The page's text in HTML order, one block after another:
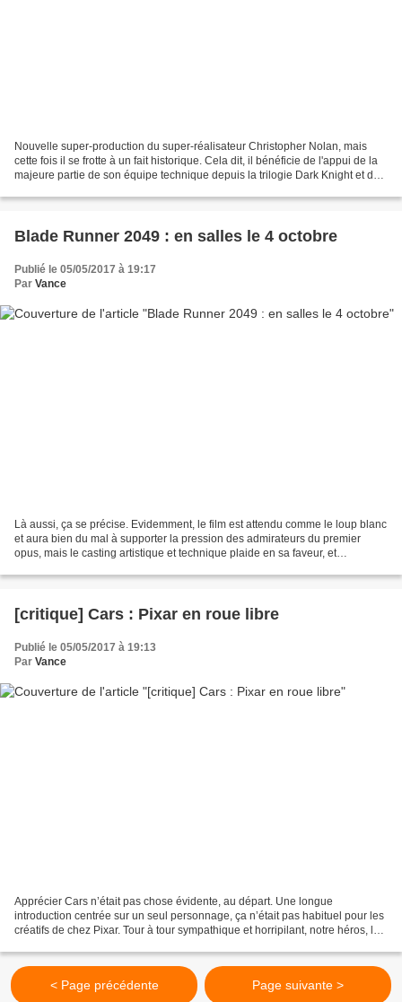
Nouvelle super-production du super-réalisateur Christopher Nolan, mais
cette fois il se frotte à un fait historique. Cela dit, il bénéficie de l'appui de la
majeure partie de son équipe technique depuis la trilogie Dark Knight et du
Blade Runner 2049 : en salles le 4 octobre
Publié le 05/05/2017 à 19:17
Par Vance
Là aussi, ça se précise. Evidemment, le film est attendu comme le loup blanc
et aura bien du mal à supporter la pression des admirateurs du premier
opus, mais le casting artistique et technique plaide en sa faveur, et
[critique] Cars : Pixar en roue libre
Publié le 05/05/2017 à 19:13
Par Vance
Apprécier Cars n’était pas chose évidente, au départ. Une longue
introduction centrée sur un seul personnage, ça n’était pas habituel pour les
créatifs de chez Pixar. Tour à tour sympathique et horripilant, notre héros, le
< Page précédente Page suivante >